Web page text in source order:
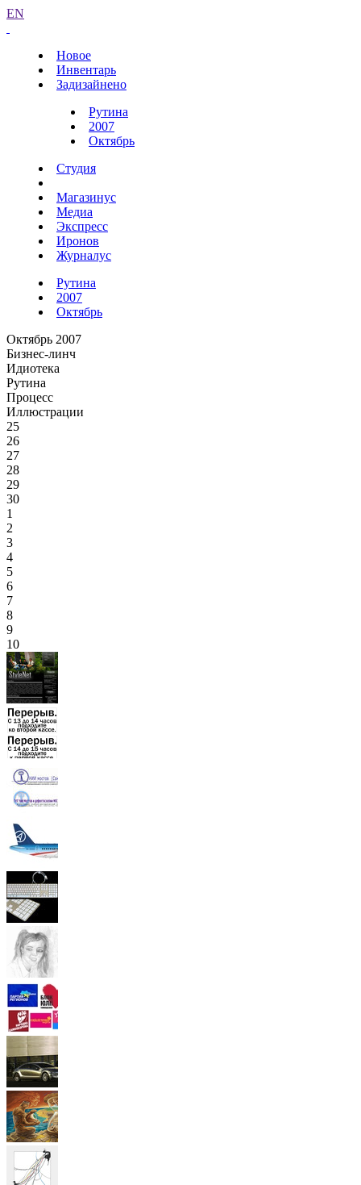
EN
Новое
Инвентарь
Задизайнено
Рутина
2007
Октябрь
Студия
Магазинус
Медиа
Экспресс
Иронов
Журналус
Рутина
2007
Октябрь
Октябрь 2007
Бизнес-линч
Идиотека
Рутина
Процесс
Иллюстрации
25
26
27
28
29
30
1
2
3
4
5
6
7
8
9
10